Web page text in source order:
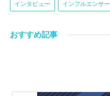
インタビュー インフルエンサー
おすすめ記事